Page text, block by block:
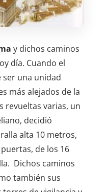
y dichos caminos
día. Cuando el
una unidad
más alejados de la
revueltas varias, un
decidió
alta 10 metros,
de los 16
Dichos caminos
también sus